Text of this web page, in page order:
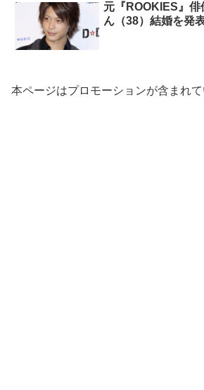
元『ROOKIES』俳
ん（38）結婚を発
本ページはプロモーションが含まれ